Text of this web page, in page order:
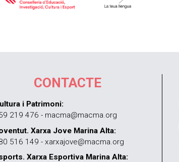
CONTACTE
i Patrimoni:
219 476 - macma@macma.org
Xarxa Jove Marina Alta:
516 149 - xarxajove@macma.org
Xarxa Esportiva Marina Alta: